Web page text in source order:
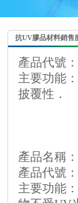
抗UV膠品材料銷售
產品代號
主要功能
披覆性．
適用被
產品名稱
產品代號
主要功能